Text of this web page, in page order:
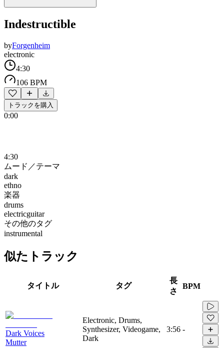
Indestructible
byForgenheim
electronic
4:30
106 BPM
トラックを購入
0:00
4:30
ムード／テーマ
dark
ethno
楽器
drums
electricguitar
その他のタグ
instrumental
似たトラック
タイトル タグ
長
さ
BPM
Dark Voices
Mutter
Electronic, Drums,
Synthesizer, Videogame,
Dark
3:56 -